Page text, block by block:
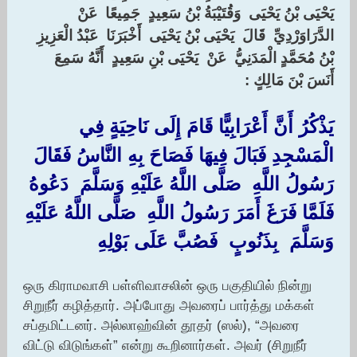
‏يَحْيَى بْنُ يَحْيَى ‏ ‏وَقُتَيْبَةُ بْنُ سَعِيدٍ ‏ ‏جَمِيعًا ‏ ‏عَنْ ‏
‏الدَّرَاوَرْدِيِّ ‏ ‏قَالَ ‏ ‏يَحْيَى بْنُ يَحْيَى ‏ ‏أَخْبَرَنَا ‏ ‏عَبْدُ الْعَزِيزِ
بْنُ مُحَمَّدٍ الْمَدَنِيُّ ‏ ‏عَنْ ‏ ‏يَحْيَى بْنِ سَعِيدٍ ‏ ‏أَنَّهُ سَمِعَ ‏
‏أَنَسَ بْنَ مَالِكٍ ‏:‏
‏يَذْكُرُ أَنَّ أَعْرَابِيًّا قَامَ إِلَى نَاحِيَةٍ فِي
الْمَسْجِدِ فَبَالَ فِيهَا فَصَاحَ بِهِ النَّاسُ فَقَالَ
رَسُولُ اللَّهِ ‏ ‏صَلَّى اللَّهُ عَلَيْهِ وَسَلَّمَ ‏ ‏دَعُوهُ
فَلَمَّا فَرَغَ أَمَرَ رَسُولُ اللَّهِ ‏ ‏صَلَّى اللَّهُ عَلَيْهِ
وَسَلَّمَ ‏ ‏بِذَنُوبٍ ‏ ‏فَصُبَّ عَلَى بَوْلِهِ ‏
ஒரு கிராமவாசி பள்ளிவாசலின் ஒரு பகுதியில் நின்று
சிறுநீர் கழித்தார். அப்போது அவரைப் பார்த்து மக்கள்
சப்தமிட்டனர். அல்லாஹ்வின் தூதர் (ஸல்), “அவரை
விட்டு விடுங்கள்” என்று கூறினார்கள். அவர் (சிறுநீர்